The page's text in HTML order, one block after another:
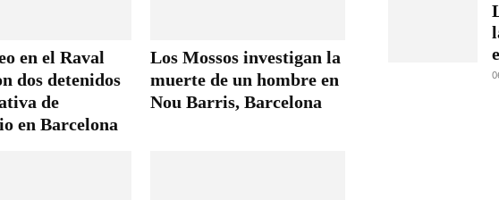
en el Raval
dos detenidos
de
en Barcelona
Los Mossos investigan la
muerte de un hombre en
Nou Barris, Barcelona